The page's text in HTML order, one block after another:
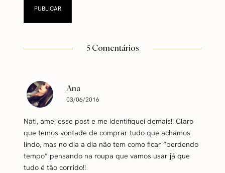
5 Comentários
Ana
03/06/2016
Nati, amei esse post e me identifiquei demais!! Claro
que temos vontade de comprar tudo que achamos
lindo, mas no dia a dia não tem como ficar “perdendo
tempo” pensando na roupa que vamos usar já que
tudo é tão corrido!!